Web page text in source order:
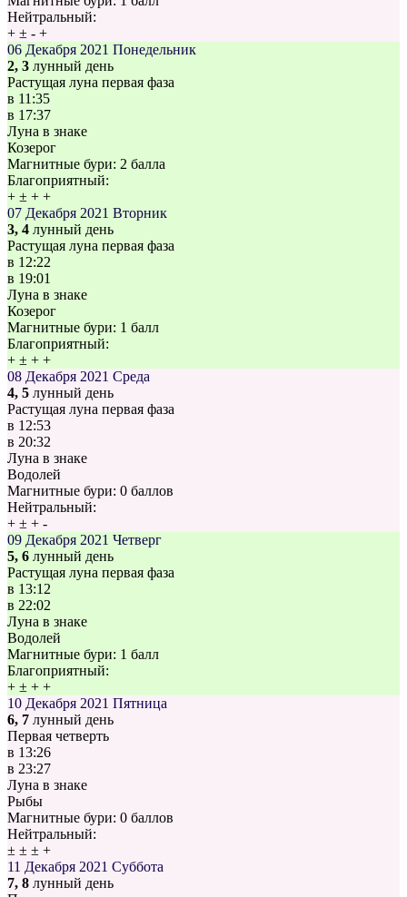
Нейтральный:
+ ± - +
06 Декабря 2021 Понедельник
2, 3 лунный день
Растущая луна первая фаза
в 11:35
в 17:37
Луна в знаке
Козерог
Магнитные бури: 2 балла
Благоприятный:
+ ± + +
07 Декабря 2021 Вторник
3, 4 лунный день
Растущая луна первая фаза
в 12:22
в 19:01
Луна в знаке
Козерог
Магнитные бури: 1 балл
Благоприятный:
+ ± + +
08 Декабря 2021 Среда
4, 5 лунный день
Растущая луна первая фаза
в 12:53
в 20:32
Луна в знаке
Водолей
Магнитные бури: 0 баллов
Нейтральный:
+ ± + -
09 Декабря 2021 Четверг
5, 6 лунный день
Растущая луна первая фаза
в 13:12
в 22:02
Луна в знаке
Водолей
Магнитные бури: 1 балл
Благоприятный:
+ ± + +
10 Декабря 2021 Пятница
6, 7 лунный день
Первая четверть
в 13:26
в 23:27
Луна в знаке
Рыбы
Магнитные бури: 0 баллов
Нейтральный:
± ± ± +
11 Декабря 2021 Суббота
7, 8 лунный день